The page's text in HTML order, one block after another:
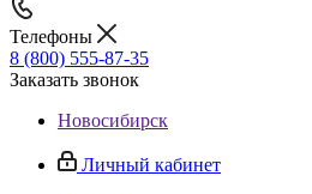
Телефоны
8 (800) 555-87-35
Заказать звонок
Новосибирск
Личный кабинет